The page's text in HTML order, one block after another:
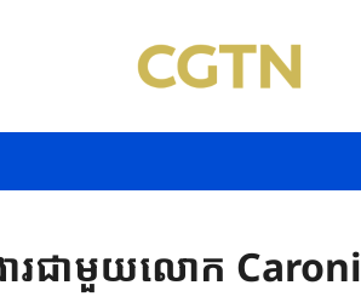
ារជាមួយលោក Caroni